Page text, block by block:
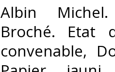
‎Albin
Broché. Etat
convenable,